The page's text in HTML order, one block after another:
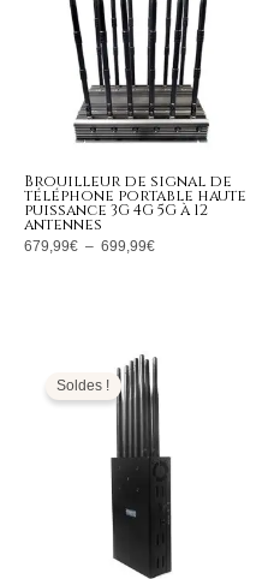
Brouilleur de signal de
téléphone portable haute
puissance 3G 4G 5G à 12
antennes
679,99€ – 699,99€
Soldes !
initial
était :
699,00€.
Le
prix
actuel
est :
339,99€.